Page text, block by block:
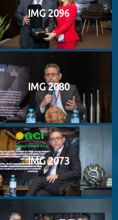
IMG 2096
IMG 2080
IMG 2073